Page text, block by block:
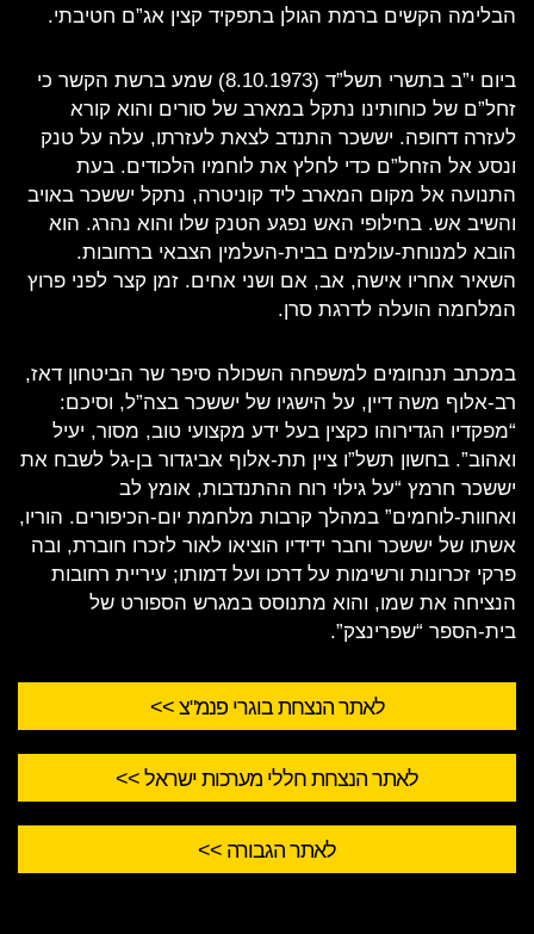
הבלימה הקשים ברמת הגולן בתפקיד קצין אג”ם חטיבתי.
ביום י”ב בתשרי תשל”ד (8.10.1973) שמע ברשת הקשר כי
זחל”ם של כוחותינו נתקל במארב של סורים והוא קורא
לעזרה דחופה. יששכר התנדב לצאת לעזרתו, עלה על טנק
ונסע אל הזחל”ם כדי לחלץ את לוחמיו הלכודים. בעת
התנועה אל מקום המארב ליד קוניטרה, נתקל יששכר באויב
והשיב אש. בחילופי האש נפגע הטנק שלו והוא נהרג. הוא
הובא למנוחת-עולמים בבית-העלמין הצבאי ברחובות.
השאיר אחריו אישה, אב, אם ושני אחים. זמן קצר לפני פרוץ
המלחמה הועלה לדרגת סרן.
במכתב תנחומים למשפחה השכולה סיפר שר הביטחון דאז,
רב-אלוף משה דיין, על הישגיו של יששכר בצה”ל, וסיכם:
“מפקדיו הגדירוהו כקצין בעל ידע מקצועי טוב, מסור, יעיל
ואהוב”. בחשון תשל”ו ציין תת-אלוף אביגדור בן-גל לשבח את
יששכר חרמץ “על גילוי רוח ההתנדבות, אומץ לב
ואחוות-לוחמים” במהלך קרבות מלחמת יום-הכיפורים. הוריו,
אשתו של יששכר וחבר ידידיו הוציאו לאור לזכרו חוברת, ובה
פרקי זכרונות ורשימות על דרכו ועל דמותו; עיריית רחובות
הנציחה את שמו, והוא מתנוסס במגרש הספורט של
בית-הספר “שפרינצק”.
לאתר הנצחת בוגרי פנמ"צ >>
לאתר הנצחת חללי מערכות ישראל >>
לאתר הגבורה >>